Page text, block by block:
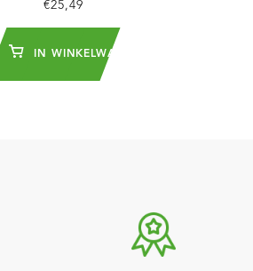
€25,49
IN WINKELWAGEN